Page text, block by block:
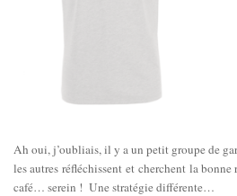
Ah oui, j’oubliais, il y a un petit groupe de
les autres réfléchissent et cherchent la bonne
café… serein ! Une stratégie différente…